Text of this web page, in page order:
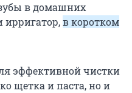
в домашних
ирригатор,в коротком
эффективной чистки
щетка и паста, но и